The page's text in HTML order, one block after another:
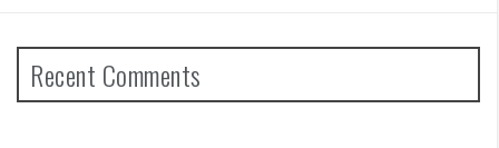
Recent Comments